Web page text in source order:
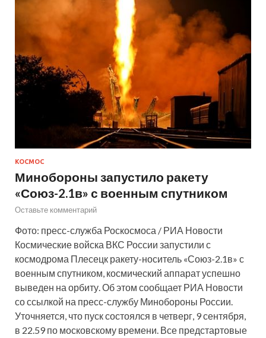
КОСМОС
Минобороны запустило ракету
«Союз-2.1в» с военным спутником
Оставьте комментарий
Фото: пресс-служба Роскосмоса / РИА Новости
Космические войска ВКС России запустили с
космодрома Плесецк ракету-носитель «Союз-2.1в» с
военным спутником, космический аппарат успешно
выведен на орбиту. Об этом сообщает РИА Новости
со ссылкой на пресс-службу Минобороны России.
Уточняется, что пуск состоялся в четверг, 9 сентября,
в 22.59 по московскому времени. Все предстартовые